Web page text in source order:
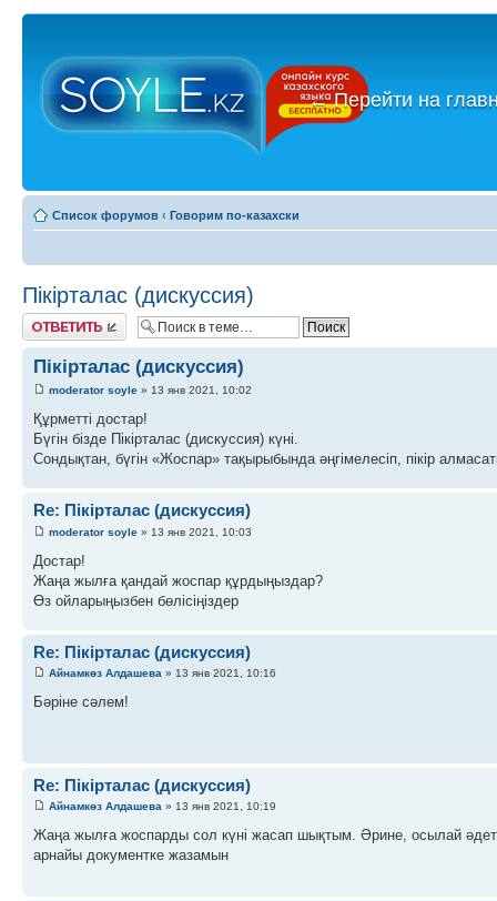
←Перейти на
Список форумов ‹ Говорим по-казахски
Пікірталас (дискуссия)
Ответить
Пікірталас (дискуссия)
moderator soyle » 13 янв 2021, 10:02
Құрметті достар!
Бүгін бізде Пікірталас (дискуссия) күні.
Сондықтан, бүгін «Жоспар» тақырыбында әңгімелесіп, пікір
Re: Пікірталас (дискуссия)
moderator soyle » 13 янв 2021, 10:03
Достар!
Жаңа жылға қандай жоспар құрдыңыздар?
Өз ойларыңызбен бөлісіңіздер
Re: Пікірталас (дискуссия)
Айнамкөз Алдашева » 13 янв 2021, 10:16
Бәріне сәлем!
Re: Пікірталас (дискуссия)
Айнамкөз Алдашева » 13 янв 2021, 10:19
Жаңа жылға жоспарды сол күні жасап шықтым. Әрине, осылай
арнайы документке жазамын